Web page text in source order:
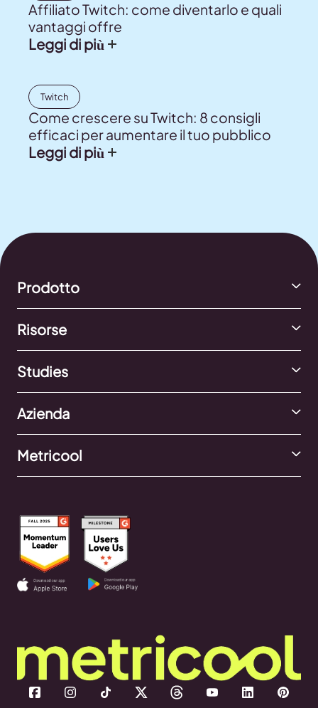
Affiliato Twitch: come diventarlo e quali
vantaggi offre
Leggi di più
Twitch
Come crescere su Twitch: 8 consigli
efficaci per aumentare il tuo pubblico
Leggi di più
Prodotto
Risorse
Studies
Azienda
Metricool